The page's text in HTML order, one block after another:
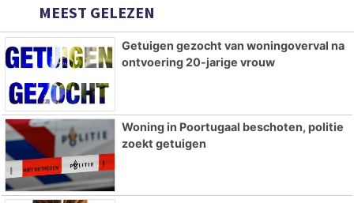
MEEST GELEZEN
Getuigen gezocht van woningoverval na
ontvoering 20-jarige vrouw
Woning in Poortugaal beschoten, politie
zoekt getuigen